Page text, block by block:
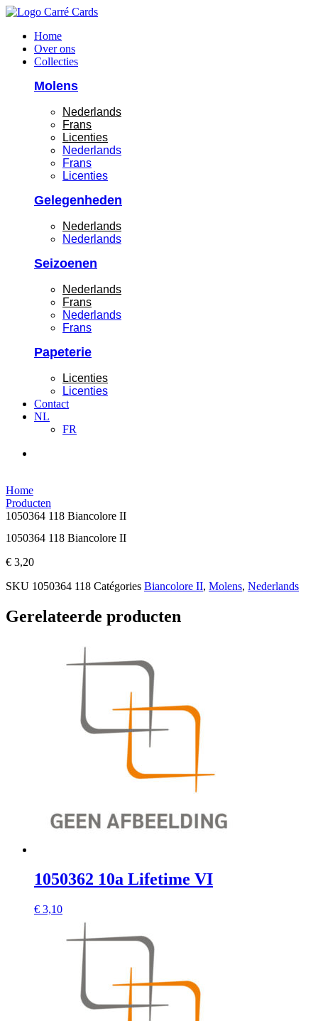
Ga
inhoud
Home
Over ons
Collecties
Molens
Nederlands
Frans
Licenties
Nederlands
Frans
Licenties
Gelegenheden
Nederlands
Nederlands
Seizoenen
Nederlands
Frans
Nederlands
Frans
Papeterie
Licenties
Licenties
Contact
NL
FR
Home
Producten
1050364 118 Biancolore II
1050364 118 Biancolore II
€ 3,20
SKU 1050364 118 Catégories Biancolore II, Molens, Nederlands
Gerelateerde producten
1050362 10a Lifetime VI
€ 3,10